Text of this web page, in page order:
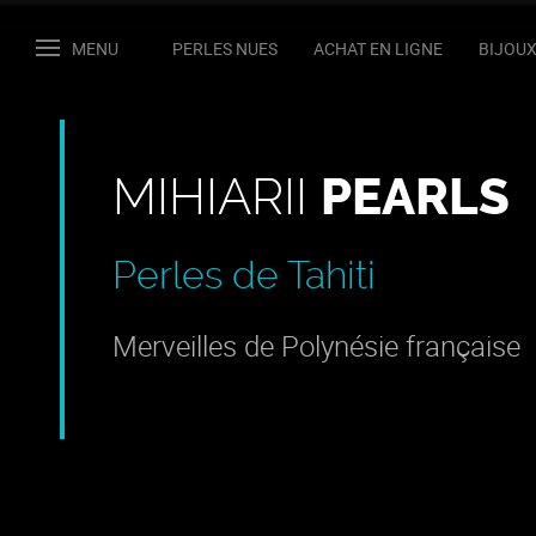
MIHIARII PEARLS
Perles de Tahiti
Merveilles de Polynésie française
MENU PERLES NUES ACHAT EN LIGNE BIJOUX